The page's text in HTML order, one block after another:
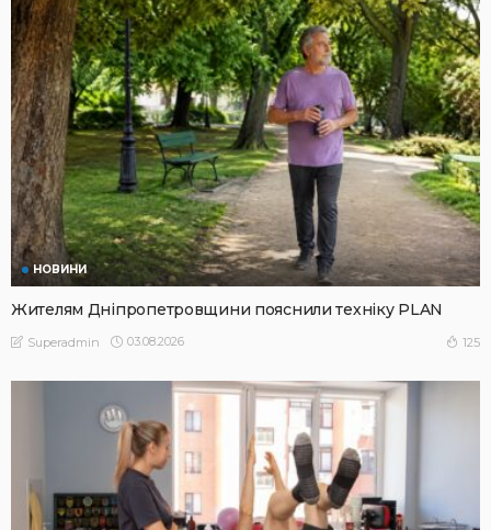
НОВИНИ
Жителям Дніпропетровщини пояснили техніку PLAN
Superadmin 03.08.2026 125